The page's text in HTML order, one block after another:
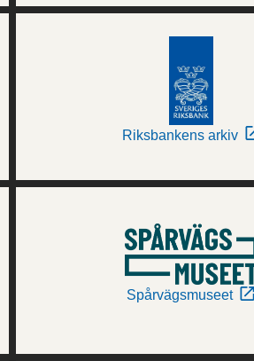
Riksbankens arkiv
Spårvägsmuseet